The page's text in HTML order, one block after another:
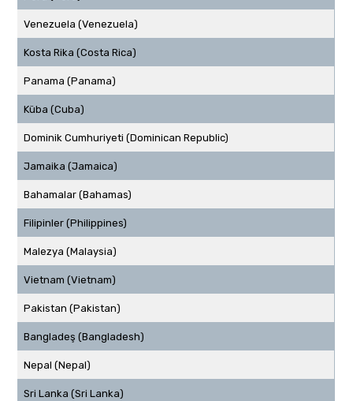
Venezuela (Venezuela)
Kosta Rika (Costa Rica)
Panama (Panama)
Küba (Cuba)
Dominik Cumhuriyeti (Dominican Republic)
Jamaika (Jamaica)
Bahamalar (Bahamas)
Filipinler (Philippines)
Malezya (Malaysia)
Vietnam (Vietnam)
Pakistan (Pakistan)
Bangladeş (Bangladesh)
Nepal (Nepal)
Sri Lanka (Sri Lanka)